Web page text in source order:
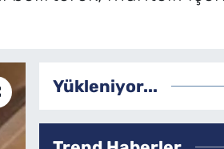
Yükleniyor...